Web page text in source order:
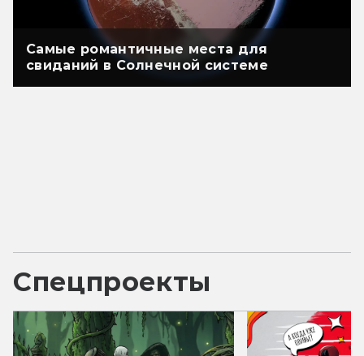
Самые романтичные места для
свиданий в Солнечной системе
Спецпроекты